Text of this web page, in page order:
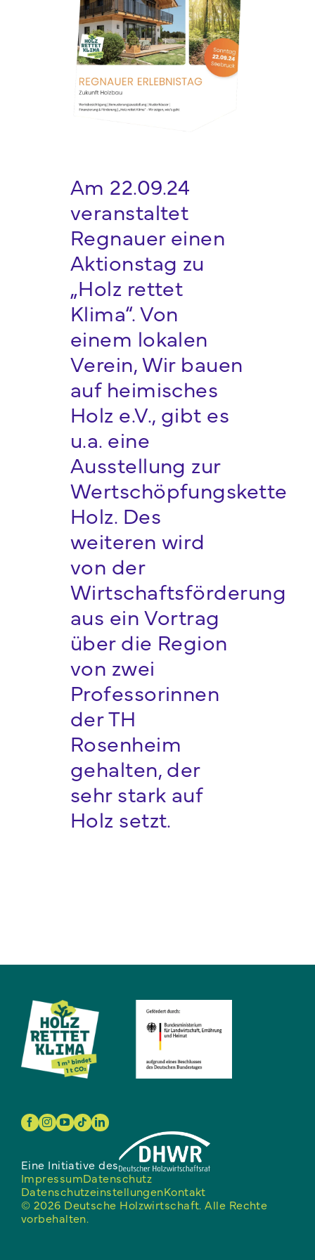
FAQ häufige Fragen
Am 22.09.24
veranstaltet
Regnauer einen
Aktionstag zu
„Holz rettet
Klima“. Von
einem lokalen
Verein, Wir bauen
auf heimisches
Holz e.V., gibt es
u.a. eine
Ausstellung zur
Wertschöpfungskette
Holz. Des
weiteren wird
von der
Wirtschaftsförderung
aus ein Vortrag
über die Region
von zwei
Professorinnen
der TH
Rosenheim
gehalten, der
sehr stark auf
Holz setzt.
Eine Initiative des
ImpressumDatenschutz
DatenschutzeinstellungenKontakt
© 2026 Deutsche Holzwirtschaft. Alle Rechte
vorbehalten.